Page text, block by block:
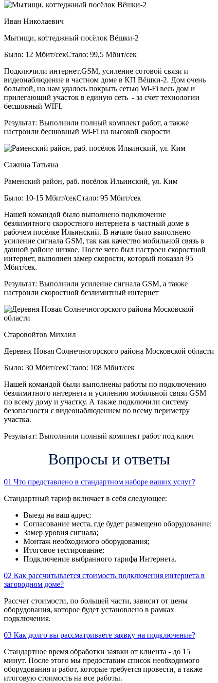
Иван Николаевич
Мытищи, коттеджный посёлок Вёшки-2
Было: 12 Мбит/секСтало: 99,5 Мбит/сек
Подключили интернет,GSM, усиление сотовой связи и
видеонаблюдение в частном доме в КП Вёшки-2. Дом очень
большой, но нам удалось покрыть сетью Wi-Fi весь дом и
прилегающий участок в единую сеть - за счет технологии
бесшовный WIFI.
Результат: Выполнили полный комплект работ, а также
настроили бесшовный Wi-Fi на высокой скорости
Сажина Татьяна
Раменский район, раб. посёлок Ильинский, ул. Ким
Было: 10-15 Мбит/секСтало: 95 Мбит/сек
Нашей командой было выполнено подключение
безлимитного скоростного интернета в частный доме в
рабочем посёлке Ильинский. В начале было выполнено
усиление сигнала GSM, так как качество мобильной связь в
данной районе низкое. После чего был настроен скоростной
интернет, выполнен замер скорости, который показал 95
Мбит/сек.
Результат: Выполнили усиление сигнала GSM, а также
настроили скоростной безлимитный интернет
Старовойтов Михаил
Деревня Новая Солнечногорского района Московской области
Было: 30 Мбит/секСтало: 108 Мбит/сек
Нашей командой были выполнены работы по подключению
безлимитного интернета и усилению мобильной связи GSM
по всему дому и участку. А также подключили систему
безопасности с видеонаблюдением по всему периметру
участка.
Результат: Выполнили полный комплект работ под ключ
Вопросы и ответы
01 Что представлено в стандартном наборе ваших услуг?
Стандартный тариф включает в себя следующее:
Выезд на ваш адрес;
Согласование места, где будет размещено оборудование;
Замер уровня сигнала;
Монтаж необходимого оборудования;
Итоговое тестирование;
Подключение выбранного тарифа Интернета.
02 Как рассчитывается стоимость подключения интернета в
загородном доме?
Рассчет стоимости, по большей части, зависит от цены
оборудования, которое будет установлено в рамках
подключения.
03 Как долго вы рассматриваете заявку на подключение?
Стандартное время обработки заявки от клиента - до 15
минут. После этого мы предоставим список необходимого
оборудования и работ, которые требуется провести, а также
итоговую стоимость на все работы.